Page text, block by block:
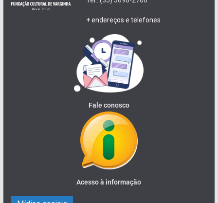
+ endereços e telefones
Fale conosco
Acesso à informação